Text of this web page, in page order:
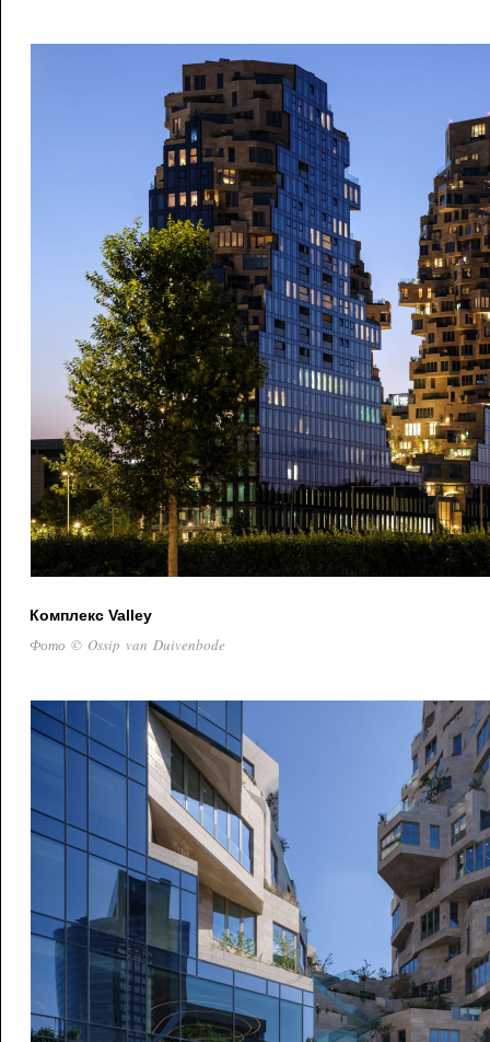
Комплекс Valley
Фото © Ossip van Duivenbode